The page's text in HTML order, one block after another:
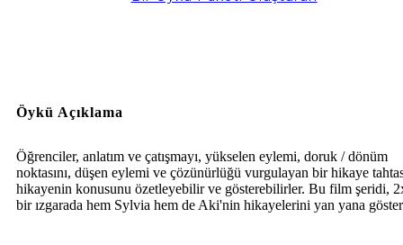
Öykü Açıklama
Öğrenciler, anlatım ve çatışmayı, yükselen eylemi, doruk / dönüm
noktasını, düşen eylemi ve çözünürlüğü vurgulayan bir hikaye
hikayenin konusunu özetleyebilir ve gösterebilirler. Bu film şeridi,
bir ızgarada hem Sylvia hem de Aki'nin hikayelerini yan yana